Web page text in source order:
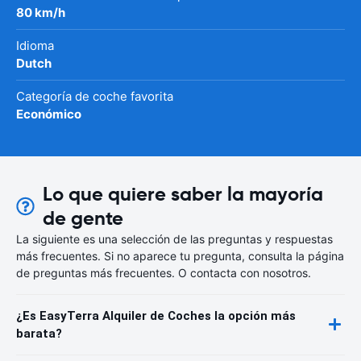
80 km/h
Idioma
Dutch
Categoría de coche favorita
Económico
Lo que quiere saber la mayoría
de gente
La siguiente es una selección de las preguntas y respuestas
más frecuentes. Si no aparece tu pregunta, consulta la página
de preguntas más frecuentes. O contacta con nosotros.
¿Es EasyTerra Alquiler de Coches la opción más
barata?